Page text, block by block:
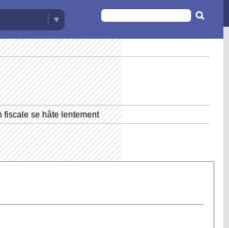
FORMULAIRE
DE
RECHERCHE
fiscale se hâte lentement